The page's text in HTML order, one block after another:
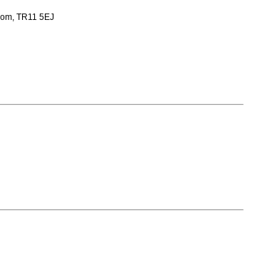
TR11 5EJ